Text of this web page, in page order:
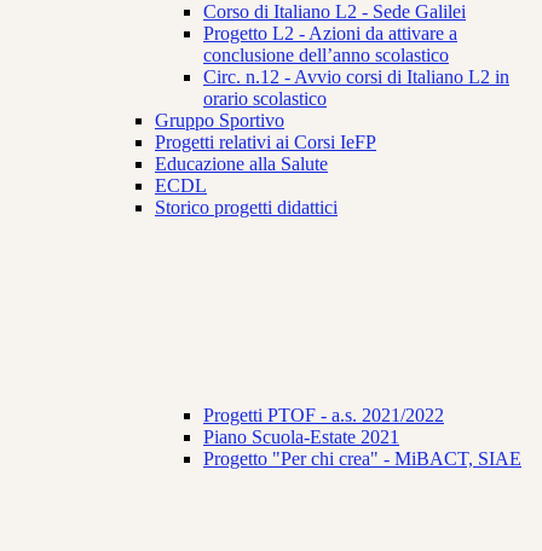
Corso di Italiano L2 - Sede Galilei
Progetto L2 - Azioni da attivare a
conclusione dell’anno scolastico
Circ. n.12 - Avvio corsi di Italiano L2 in
orario scolastico
Gruppo Sportivo
Progetti relativi ai Corsi IeFP
Educazione alla Salute
ECDL
Storico progetti didattici
Progetti PTOF - a.s. 2021/2022
Piano Scuola-Estate 2021
Progetto "Per chi crea" - MiBACT, SIAE